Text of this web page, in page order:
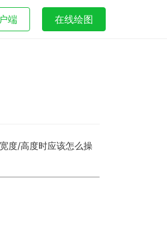
端 在线绘图
度/高度时应该怎么操